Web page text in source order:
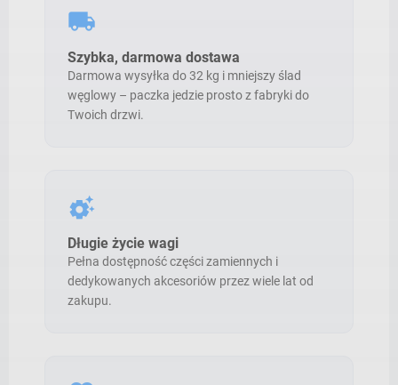
local_shipping
Szybka, darmowa dostawa
Darmowa wysyłka do 32 kg i mniejszy ślad
węglowy – paczka jedzie prosto z fabryki do
Twoich drzwi.
settings_suggest
Długie życie wagi
Pełna dostępność części zamiennych i
dedykowanych akcesoriów przez wiele lat od
zakupu.